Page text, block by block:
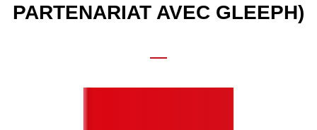
PARTENARIAT AVEC GLEEPH)